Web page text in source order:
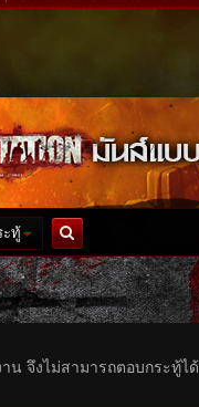
ะทู้
ค้นหา
น จึงไม่สามารถตอบกระทู้ได้